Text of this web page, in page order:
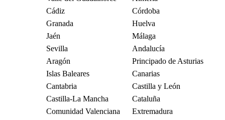
Cádiz
Córdoba
Granada
Huelva
Jaén
Málaga
Sevilla
Andalucía
Aragón
Principado de Asturias
Islas Baleares
Canarias
Cantabria
Castilla y León
Castilla-La Mancha
Cataluña
Comunidad Valenciana
Extremadura